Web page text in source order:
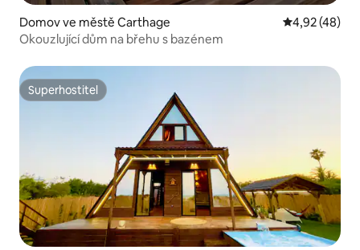
Domov ve městě Carthage Průměrné
4,92 (48)
Okouzlující dům na břehu s bazénem
Superhostitel
Superhostitel